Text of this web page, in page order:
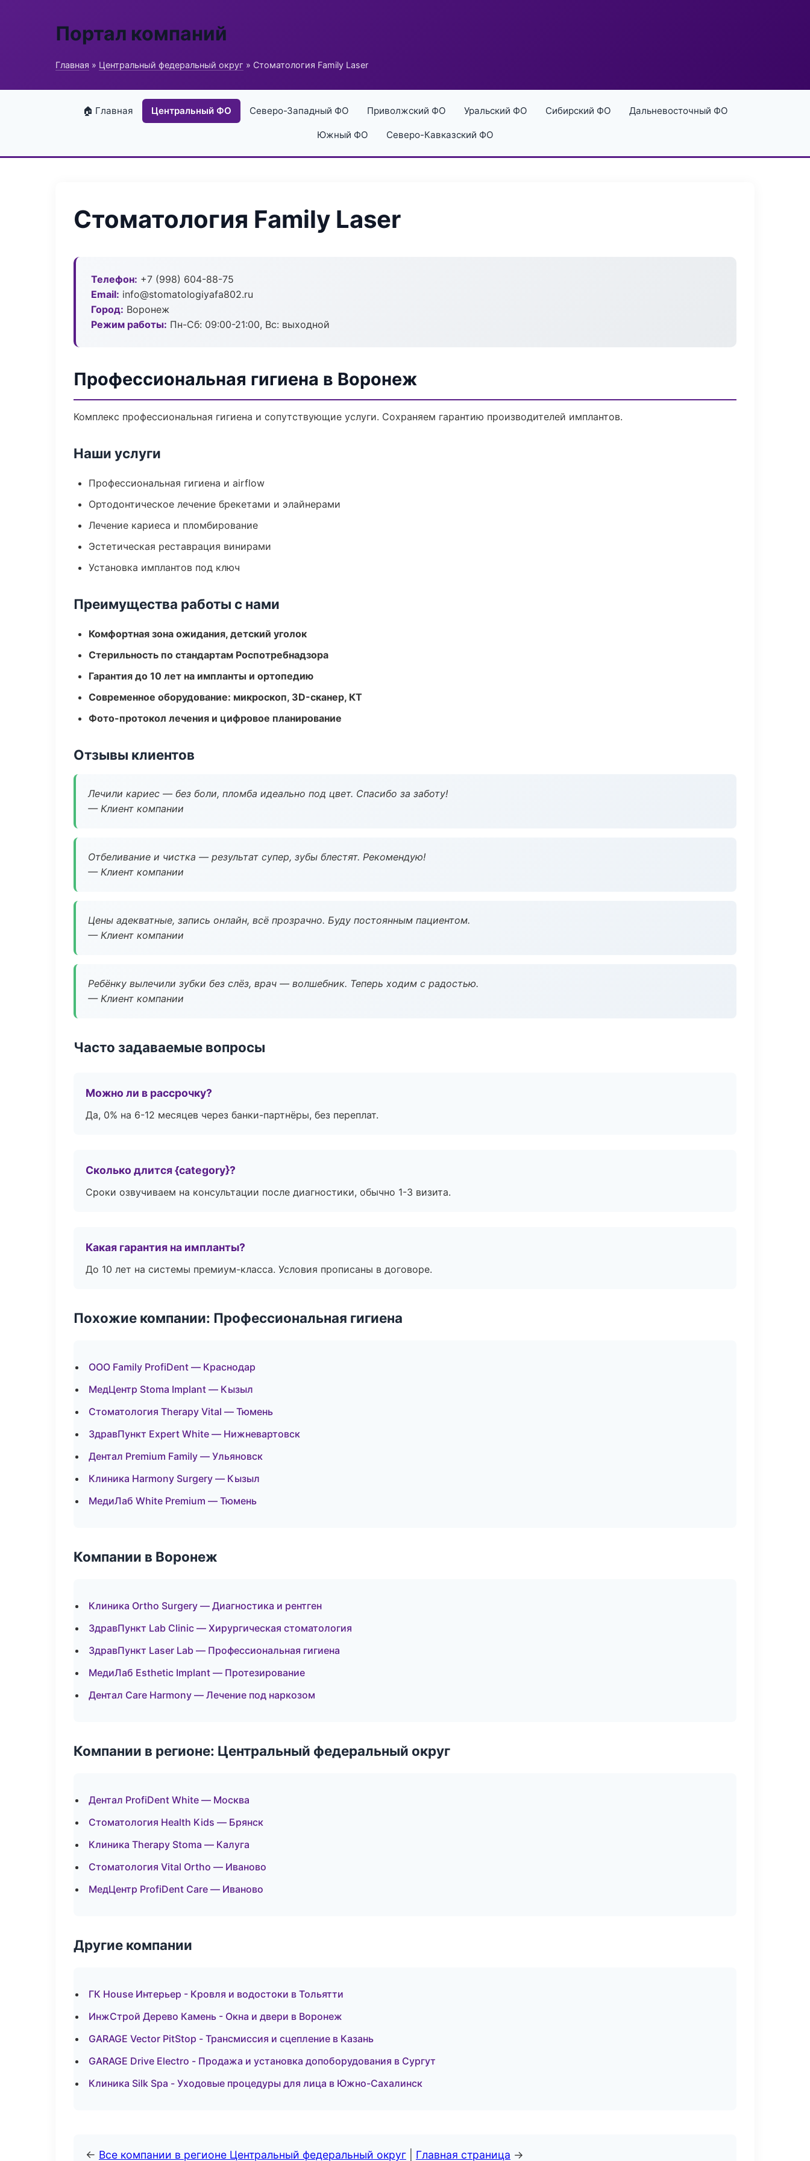
Портал компаний
Главная » Центральный федеральный округ » Стоматология Family Laser
🏠 Главная Центральный ФО Северо-Западный ФО Приволжский ФО Уральский ФО Сибирский ФО Дальневосточный ФО
Южный ФО Северо-Кавказский ФО
Стоматология Family Laser
Телефон: +7 (998) 604-88-75
Email: info@stomatologiyafa802.ru
Город: Воронеж
Режим работы: Пн-Сб: 09:00-21:00, Вс: выходной
Профессиональная гигиена в Воронеж
Комплекс профессиональная гигиена и сопутствующие услуги. Сохраняем гарантию производителей имплантов.
Наши услуги
Профессиональная гигиена и airflow
Ортодонтическое лечение брекетами и элайнерами
Лечение кариеса и пломбирование
Эстетическая реставрация винирами
Установка имплантов под ключ
Преимущества работы с нами
Комфортная зона ожидания, детский уголок
Стерильность по стандартам Роспотребнадзора
Гарантия до 10 лет на импланты и ортопедию
Современное оборудование: микроскоп, 3D-сканер, КТ
Фото-протокол лечения и цифровое планирование
Отзывы клиентов
Лечили кариес — без боли, пломба идеально под цвет. Спасибо за заботу!
— Клиент компании
Отбеливание и чистка — результат супер, зубы блестят. Рекомендую!
— Клиент компании
Цены адекватные, запись онлайн, всё прозрачно. Буду постоянным пациентом.
— Клиент компании
Ребёнку вылечили зубки без слёз, врач — волшебник. Теперь ходим с радостью.
— Клиент компании
Часто задаваемые вопросы
Можно ли в рассрочку?
Да, 0% на 6-12 месяцев через банки-партнёры, без переплат.
Сколько длится {category}?
Сроки озвучиваем на консультации после диагностики, обычно 1-3 визита.
Какая гарантия на импланты?
До 10 лет на системы премиум-класса. Условия прописаны в договоре.
Похожие компании: Профессиональная гигиена
ООО Family ProfiDent — Краснодар
МедЦентр Stoma Implant — Кызыл
Стоматология Therapy Vital — Тюмень
ЗдравПункт Expert White — Нижневартовск
Дентал Premium Family — Ульяновск
Клиника Harmony Surgery — Кызыл
МедиЛаб White Premium — Тюмень
Компании в Воронеж
Клиника Ortho Surgery — Диагностика и рентген
ЗдравПункт Lab Clinic — Хирургическая стоматология
ЗдравПункт Laser Lab — Профессиональная гигиена
МедиЛаб Esthetic Implant — Протезирование
Дентал Care Harmony — Лечение под наркозом
Компании в регионе: Центральный федеральный округ
Дентал ProfiDent White — Москва
Стоматология Health Kids — Брянск
Клиника Therapy Stoma — Калуга
Стоматология Vital Ortho — Иваново
МедЦентр ProfiDent Care — Иваново
Другие компании
ГК House Интерьер - Кровля и водостоки в Тольятти
ИнжСтрой Дерево Камень - Окна и двери в Воронеж
GARAGE Vector PitStop - Трансмиссия и сцепление в Казань
GARAGE Drive Electro - Продажа и установка допоборудования в Сургут
Клиника Silk Spa - Уходовые процедуры для лица в Южно-Сахалинск
← Все компании в регионе Центральный федеральный округ Главная страница →